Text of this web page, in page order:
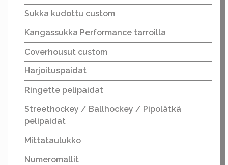
Sukka kudottu custom
Kangassukka Performance tarroilla
Coverhousut custom
Harjoituspaidat
Ringette pelipaidat
Streethockey / Ballhockey / Pipolätkä
pelipaidat
Mittataulukko
Numeromallit